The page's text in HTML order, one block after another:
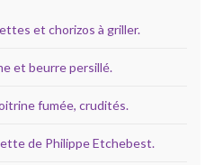
et chorizos à griller.
et beurre persillé.
fumée, crudités.
de Philippe Etchebest.